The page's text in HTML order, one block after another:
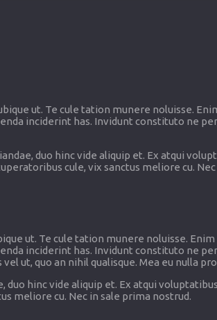
ut. Te cule tation munere noluisse.
inciderint has. Invidunt constituto ne
duo hinc vide aliquip et. Ex atqui
cule, vix sanctus meliore cu.
ut. Te cule tation munere noluisse.
inciderint has. Invidunt constituto ne
ut, quo an nihil qualisque. Mea eu nulla
hinc vide aliquip et. Ex atqui
meliore cu. Nec in sale prima nostrud.